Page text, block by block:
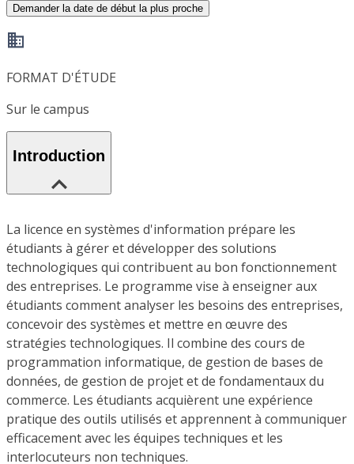
Demander la date de début la plus proche
FORMAT D'ÉTUDE
Sur le campus
Introduction
La licence en systèmes d'information prépare les
étudiants à gérer et développer des solutions
technologiques qui contribuent au bon fonctionnement
des entreprises. Le programme vise à enseigner aux
étudiants comment analyser les besoins des entreprises,
concevoir des systèmes et mettre en œuvre des
stratégies technologiques. Il combine des cours de
programmation informatique, de gestion de bases de
données, de gestion de projet et de fondamentaux du
commerce. Les étudiants acquièrent une expérience
pratique des outils utilisés et apprennent à communiquer
efficacement avec les équipes techniques et les
interlocuteurs non techniques.